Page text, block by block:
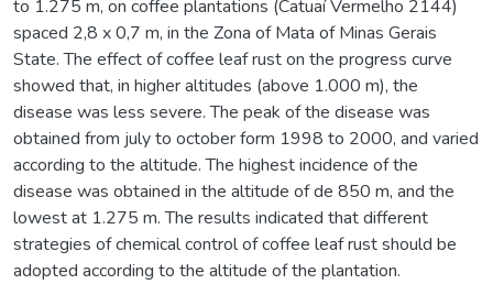
to 1.275 m, on coffee plantations (Catuaí Vermelho 2144)
spaced 2,8 x 0,7 m, in the Zona of Mata of Minas Gerais
State. The effect of coffee leaf rust on the progress curve
showed that, in higher altitudes (above 1.000 m), the
disease was less severe. The peak of the disease was
obtained from july to october form 1998 to 2000, and varied
according to the altitude. The highest incidence of the
disease was obtained in the altitude of de 850 m, and the
lowest at 1.275 m. The results indicated that different
strategies of chemical control of coffee leaf rust should be
adopted according to the altitude of the plantation.